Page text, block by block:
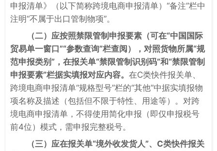
申报清单》（以下简称跨境电商申报清单）“备注”栏中
注明“不属于出口管制物项”。
（二）应按照禁限管制申报要素（可在“中国国际
贸易单一窗口”“参数查询”栏查阅），对照货物所属“规
范申报类别”，在报关单“禁限管制识别码”和“禁限管制
申报要素”栏据实填报对应内容。 在C类快件报关单、
跨境电商申报清单“规格型号”栏的“其他”中据实填报物
项名称及描述（包括但不限于特性、用途等）。对跨
境电商申报清单，不得使用简化申报（即仅申报税号
前4位）模式，需申报完整税号。
（三）应在报关单“境外收发货人”、C类快件报关